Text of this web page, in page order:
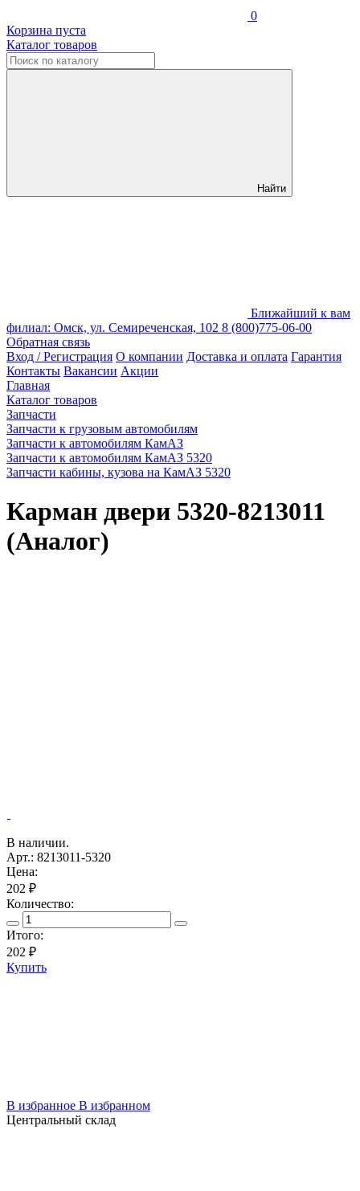
0
Корзина пуста
Каталог товаров
Найти
Ближайший к вам
филиал: Омск, ул. Семиреченская, 102 8 (800)775-06-00
Обратная связь
Вход / Регистрация О компании Доставка и оплата Гарантия
Контакты Вакансии Акции
Главная
Каталог товаров
Запчасти
Запчасти к грузовым автомобилям
Запчасти к автомобилям КамАЗ
Запчасти к автомобилям КамАЗ 5320
Запчасти кабины, кузова на КамАЗ 5320
Карман двери 5320-8213011
(Аналог)
В наличии.
Арт.: 8213011-5320
Цена:
202 ₽
Количество:
Итого:
202 ₽
Купить
В избранное В избранном
Центральный склад